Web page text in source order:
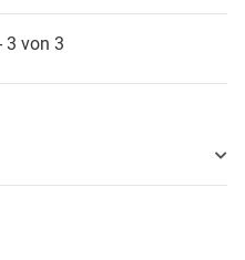
3 von 3